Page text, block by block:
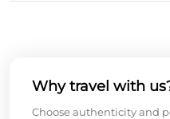
Why travel with
Choose authenticity and